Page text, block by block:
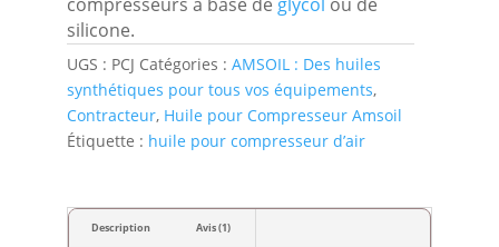
silicone.
UGS : PCJ Catégories : AMSOIL : Des huiles
synthétiques pour tous vos équipements,
Contracteur, Huile pour Compresseur Amsoil
Étiquette : huile pour compresseur d’air
Description Avis (1)